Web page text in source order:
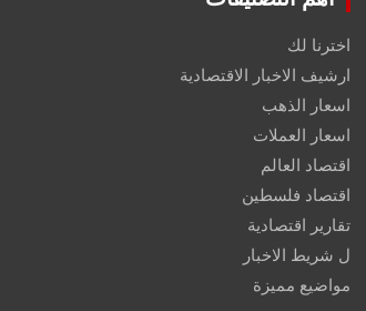
اخترنا لك
ارشيف الاخبار الاقتصادية
اسعار الذهب
اسعار العملات
اقتصاد العالم
اقتصاد فلسطين
تقارير اقتصادية
ل شريط الاخبار
مواضيع مميزة